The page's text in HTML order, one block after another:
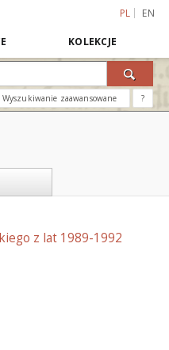
PL EN
KOLEKCJE
Wyszukiwanie zaawansowane ?
z lat 1989-1992